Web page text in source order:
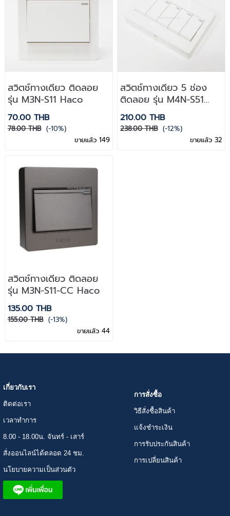
สวิตช์ทางเดียว ติดลอย
รุ่น M3N-S11 Haco
70.00 THB
78.00 THB (-10%)
ขายแล้ว 149
สวิตช์ทางเดียว 5 ช่อง
ติดลอย รุ่น M4N-S51
Haco
210.00 THB
238.00 THB (-12%)
ขายแล้ว 32
สวิตช์ทางเดียว ติดลอย
รุ่น M3N-S11-CC Haco
135.00 THB
155.00 THB (-13%)
ขายแล้ว 44
เกี่ยวกับเรา
ติดต่อเรา
เวลาทำการ
8.00 - 18.00น. จันทร์ - เสาร์
สั่งออนไลน์ได้ตลอด 24 ชม.
นโยบายความเป็นส่วนตัว
การสั่งซื้อ
วิธีสั่งซื้อสินค้า
แจ้งชำระเงิน
การรับประกันสินค้า
การเปลี่ยนสินค้า